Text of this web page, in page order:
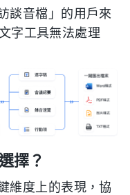
談音檔」的用戶來
字工具無法處理
擇？
維度上的表現，協